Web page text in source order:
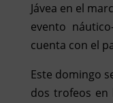
Jávea en el
evento
cuenta con el
Este domingo
dos trofeos en